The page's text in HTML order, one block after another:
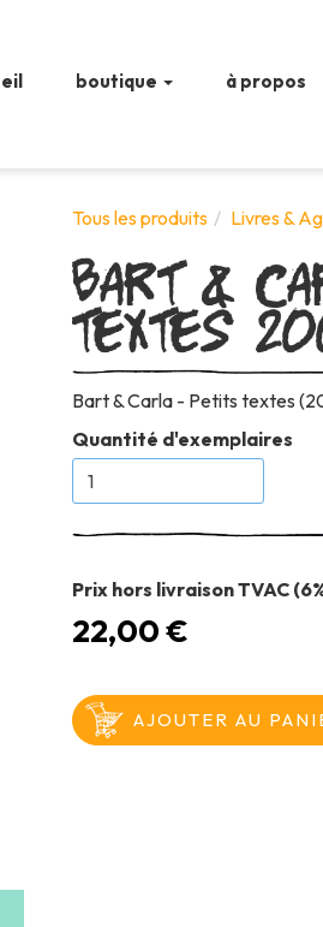
boutique à propos
Tous les produits Livres &
Bart &
textes
Bart & Carla - Petits textes
Quantité d'exemplaires
Prix hors livraison TVAC
22,00 €